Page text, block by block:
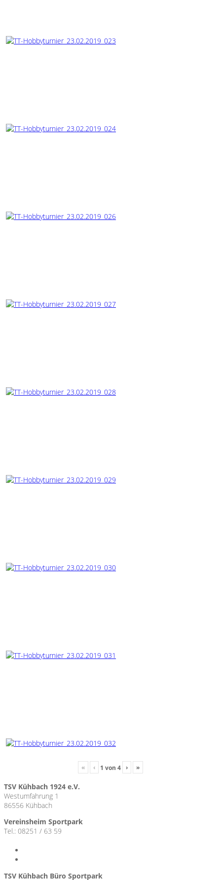
« ‹ 1 von 4 › »
TSV Kühbach 1924 e.V.
Westumfahrung 1
86556 Kühbach
Vereinsheim Sportpark
Tel.: 08251 / 63 59
TSV Kühbach Büro Sportpark